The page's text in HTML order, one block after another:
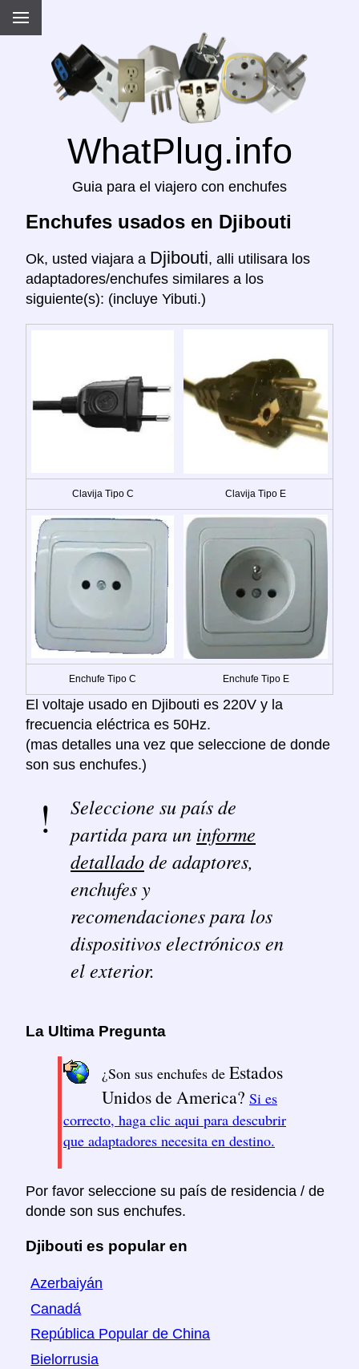
WhatPlug.info
Guia para el viajero con enchufes
Enchufes usados en Djibouti
Ok, usted viajara a Djibouti, alli utilisara los
adaptadores/enchufes similares a los
siguiente(s): (incluye Yibuti.)
Clavija Tipo C Clavija Tipo E
Enchufe Tipo C Enchufe Tipo E
El voltaje usado en Djibouti es 220V y la
frecuencia eléctrica es 50Hz.
(mas detalles una vez que seleccione de donde
son sus enchufes.)
Seleccione su país de
partida para un informe
detalladode adaptores,
enchufes y
recomendaciones para los
dispositivos electrónicos en
el exterior.
La Ultima Pregunta
¿Son sus enchufes de Estados
Unidos de America? Si es
correcto, haga clic aqui para descubrir
que adaptadores necesita en destino.
Por favor seleccione su país de residencia / de
donde son sus enchufes.
Djibouti es popular en
Azerbaiyán
Canadá
República Popular de China
Bielorrusia